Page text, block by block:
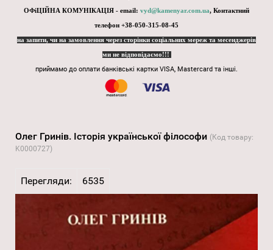
ОФіЦІЙНА КОМУНІКАЦІЯ - email: vyd@kamenyar.com.ua, Контактний
телефон +38-050-315-08-45
на запити, чи на замовлення через сторінки соціальних мереж та месенджерів
ми не відповідаємо!!!
приймамо до оплати банківські картки VISA, Mastercard та інші.
Олег Гринів. Історія української філософи (Код товару:
K0000727)
Перегляди: 6535